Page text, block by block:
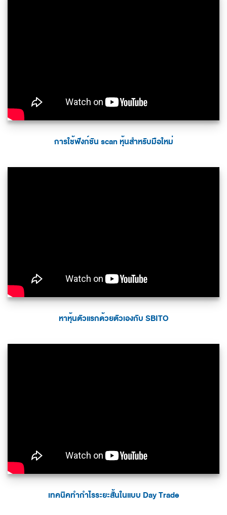
การใช้ฟังก์ชัน scan หุ้นสำหรับมือใหม่
หาหุ้นตัวแรกด้วยตัวเองกับ SBITO
เทคนิคทำกำไรระยะสั้นในแบบ Day Trade